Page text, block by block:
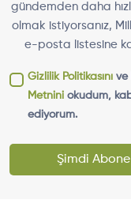
gündemden daha
olmak istiyorsanız,
e-posta listesine
Gizlilik Politikasını ve
Metnini okudum,
ediyorum.
Şimdi Abone